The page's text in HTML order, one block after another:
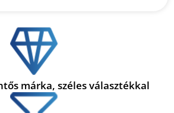
márka, széles választékkal